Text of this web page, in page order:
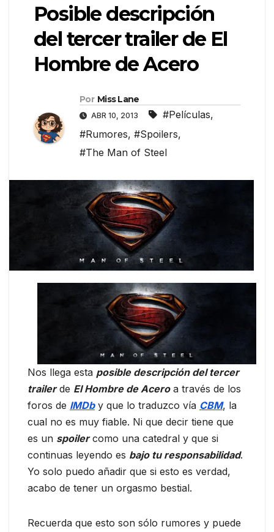
Posible descripción
del tercer trailer de El
Hombre de Acero
Por Miss Lane
ABR 10, 2013 #Películas,
#Rumores, #Spoilers,
#The Man of Steel
Nos llega esta posible descripción del tercer
trailerde El Hombre de Aceroa través de los
foros de IMDby que lo traduzco vía CBM, la
cual no es muy fiable. Ni que decir tiene que
es un spoilercomo una catedral y que si
continuas leyendo es bajo tu responsabilidad.
Yo solo puedo añadir que si esto es verdad,
acabo de tener un orgasmo bestial.
Recuerda que esto son sólo rumores y puede